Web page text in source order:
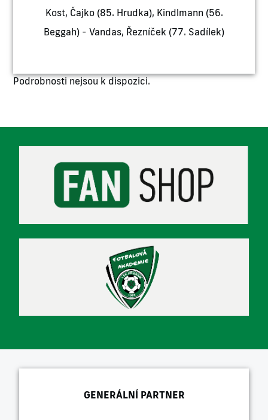
Kost, Čajko (85. Hrudka), Kindlmann (56.
Beggah) - Vandas, Řezníček (77. Sadílek)
Podrobnosti nejsou k dispozici.
GENERÁLNÍ PARTNER